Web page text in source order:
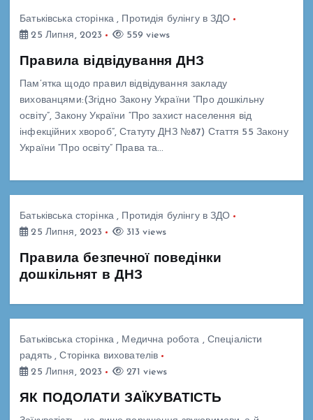
Батьківська сторінка, Протидія булінгу в ЗДО
25 Липня, 2023
559 views
Правила відвідування ДНЗ
Пам’ятка щодо правил відвідування закладу
вихованцями:(Згідно Закону України “Про дошкільну
освіту”, Закону України “Про захист населення від
інфекційних хвороб”, Статуту ДНЗ №87) Стаття 55 Закону
України “Про освіту” Права та…
Батьківська сторінка, Протидія булінгу в ЗДО
25 Липня, 2023
313 views
Правила безпечної поведінки
дошкільнят в ДНЗ
Батьківська сторінка, Медична робота , Спеціалісти
радять ,Сторінка вихователів
25 Липня, 2023
271 views
ЯК ПОДОЛАТИ ЗАЇКУВАТІСТЬ